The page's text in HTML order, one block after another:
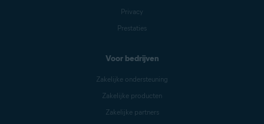
Privacy
Prestaties
Voor bedrijven
Zakelijke ondersteuning
Zakelijke producten
Zakelijke partners